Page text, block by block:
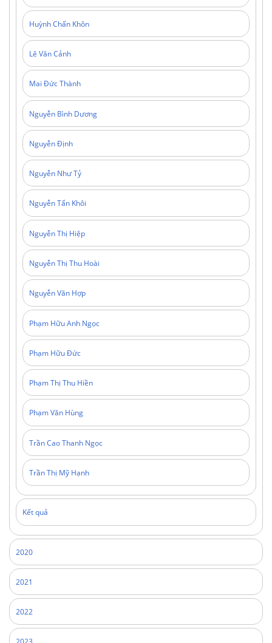
Huỳnh Chấn Khôn
Lê Văn Cảnh
Mai Đức Thành
Nguyễn Bình Dương
Nguyễn Định
Nguyễn Như Tỷ
Nguyễn Tấn Khôi
Nguyễn Thị Hiệp
Nguyễn Thị Thu Hoài
Nguyễn Văn Hợp
Phạm Hữu Anh Ngọc
Phạm Hữu Đức
Phạm Thị Thu Hiền
Phạm Văn Hùng
Trần Cao Thanh Ngọc
Trần Thị Mỹ Hạnh
Kết quả
2020
2021
2022